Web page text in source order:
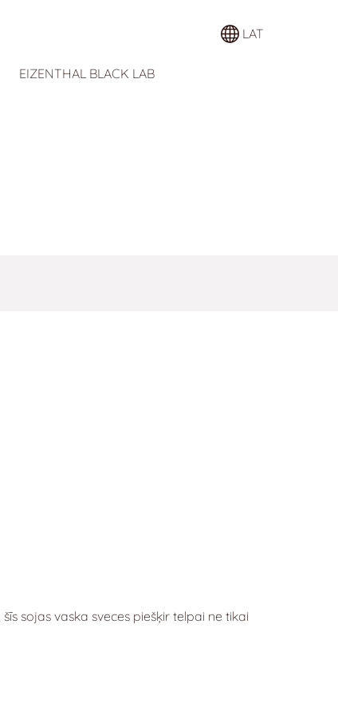
EIZENTHAL BLACK LAB
LAT
sojas vaska sveces piešķir telpai ne tikai